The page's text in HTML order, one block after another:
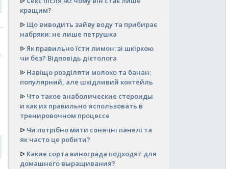
кращим?
ᐉ Що виводить зайву воду та прибирає
набряки: не лише петрушка
ᐉЯк правильно їсти лимон: зі шкіркою
чи без? Відповідь дієтолога
ᐉ Навіщо розділяти молоко та банан:
популярний, але шкідливий коктейль
ᐉ Что такое анаболические стероиды
и как их правильно использовать в
тренировочном процессе
ᐉ Чи потрібно мити сонячні панелі та
як часто це робити?
ᐉ Какие сорта винограда подходят для
домашнего выращивания?